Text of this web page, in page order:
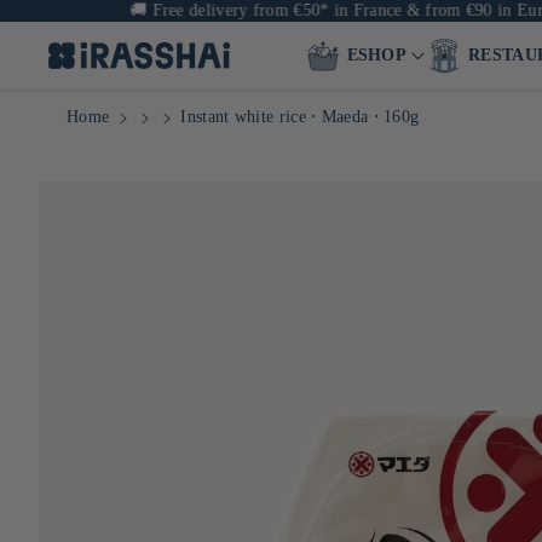
Free delivery from €50* in France & from €90 in Europe
ESHOP
Home Instant white rice ⋅ Maeda ⋅ 160g